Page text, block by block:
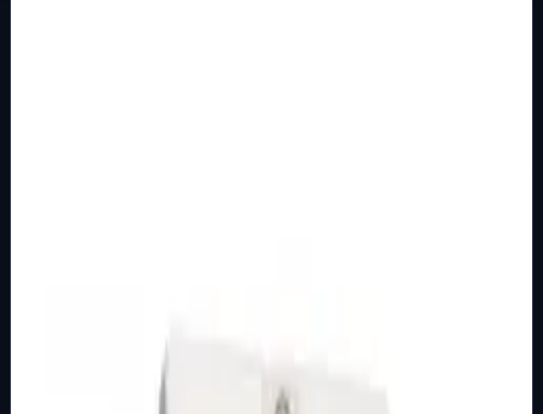
prekidači se koriste kao zaštitni uređaj koji obezbjeđuje
priključenje motora izmjenične st…